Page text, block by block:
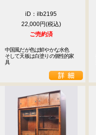
iD：ilb2195
22,000円
ご売約済
中国風だが色は鮮やかな水色
そして天板は白塗りの個性的家
具